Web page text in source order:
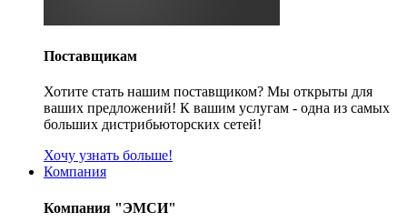
Поставщикам
Хотите стать нашим поставщиком? Мы открыты для
ваших предложений! К вашим услугам - одна из самых
больших дистрибьюторских сетей!
Хочу узнать больше!
Компания
Компания "ЭМСИ"